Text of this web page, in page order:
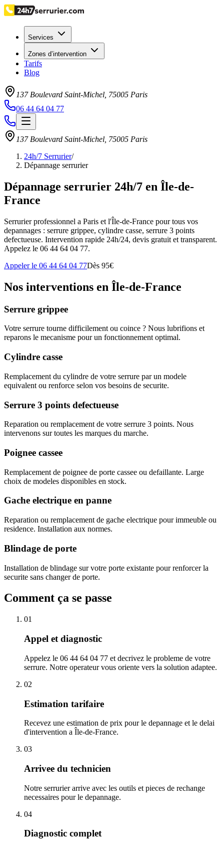
Services
Zones d’intervention
Tarifs
Blog
137 Boulevard Saint-Michel 75005 Paris
06 44 64 04 77
137 Boulevard Saint-Michel 75005 Paris
24h/7 Serrurier/
Dépannage serrurier
Dépannage serrurier 24h/7 en Île-de-
France
Serrurier professionnel a Paris et l'Île-de-France pour tous vos
depannages : serrure grippee, cylindre casse, serrure 3 points
defectueuse. Intervention rapide 24h/24, devis gratuit et transparent.
Appelez le 06 44 64 04 77.
Appeler le 06 44 64 04 77Dès 95€
Nos interventions en Île-de-France
Serrure grippee
Votre serrure tourne difficilement ou coince ? Nous lubrifions et
reparons le mecanisme pour un fonctionnement optimal.
Cylindre casse
Remplacement du cylindre de votre serrure par un modele
equivalent ou renforce selon vos besoins de securite.
Serrure 3 points defectueuse
Reparation ou remplacement de votre serrure 3 points. Nous
intervenons sur toutes les marques du marche.
Poignee cassee
Remplacement de poignee de porte cassee ou defaillante. Large
choix de modeles disponibles en stock.
Gache electrique en panne
Reparation ou remplacement de gache electrique pour immeuble ou
residence. Installation aux normes.
Blindage de porte
Installation de blindage sur votre porte existante pour renforcer la
securite sans changer de porte.
Comment ça se passe
01
Appel et diagnostic
Appelez le 06 44 64 04 77 et decrivez le probleme de votre
serrure. Notre operateur vous oriente vers la solution adaptee.
02
Estimation tarifaire
Recevez une estimation de prix pour le depannage et le delai
d'intervention a Île-de-France.
03
Arrivee du technicien
Notre serrurier arrive avec les outils et pieces de rechange
necessaires pour le depannage.
04
Diagnostic complet